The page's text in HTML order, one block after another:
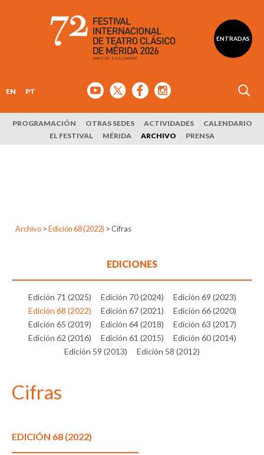
ENTRADAS
EN PT
PROGRAMACIÓN OTRAS SEDES ACTIVIDADES
CALENDARIO
EL FESTIVAL
MÉRIDA ARCHIVO PRENSA
Archivo > Edición 68 (2022) >Cifras
EDICIONES
Edición 71 (2025) Edición 70 (2024)
Edición 69 (2023)
Edición 68 (2022)
Edición 67 (2021)
Edición 66 (2020)
Edición 65 (2019)
Edición 64 (2018)
Edición 63 (2017)
Edición 62 (2016)
Edición 61 (2015)
Edición 60 (2014)
Edición 59 (2013)
Edición 58 (2012)
Cifras
EDICIÓN 68 (2022)